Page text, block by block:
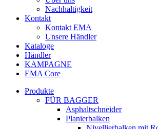
Nachhaltigkeit
Kontakt
Kontakt EMA
Unsere Händler
Kataloge
Händler
KAMPAGNE
EMA Core
Produkte
FÜR BAGGER
Asphaltschneider
Planierbalken